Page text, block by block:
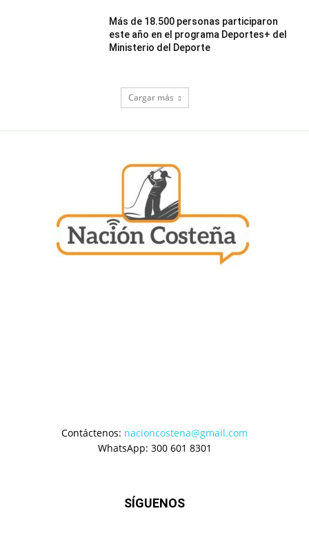
Más de 18.500 personas participaron
este año en el programa Deportes+ del
Ministerio del Deporte
Cargar más
Contáctenos: nacioncostena@gmail.com
WhatsApp: 300 601 8301
SÍGUENOS